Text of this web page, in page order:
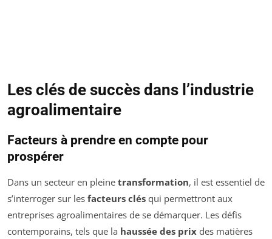
Les clés de succès dans l’industrie
agroalimentaire
Facteurs à prendre en compte pour
prospérer
Dans un secteur en pleine transformation, il est essentiel de
s’interroger sur les facteurs clés qui permettront aux
entreprises agroalimentaires de se démarquer. Les défis
contemporains, tels que la haussée des prix des matières